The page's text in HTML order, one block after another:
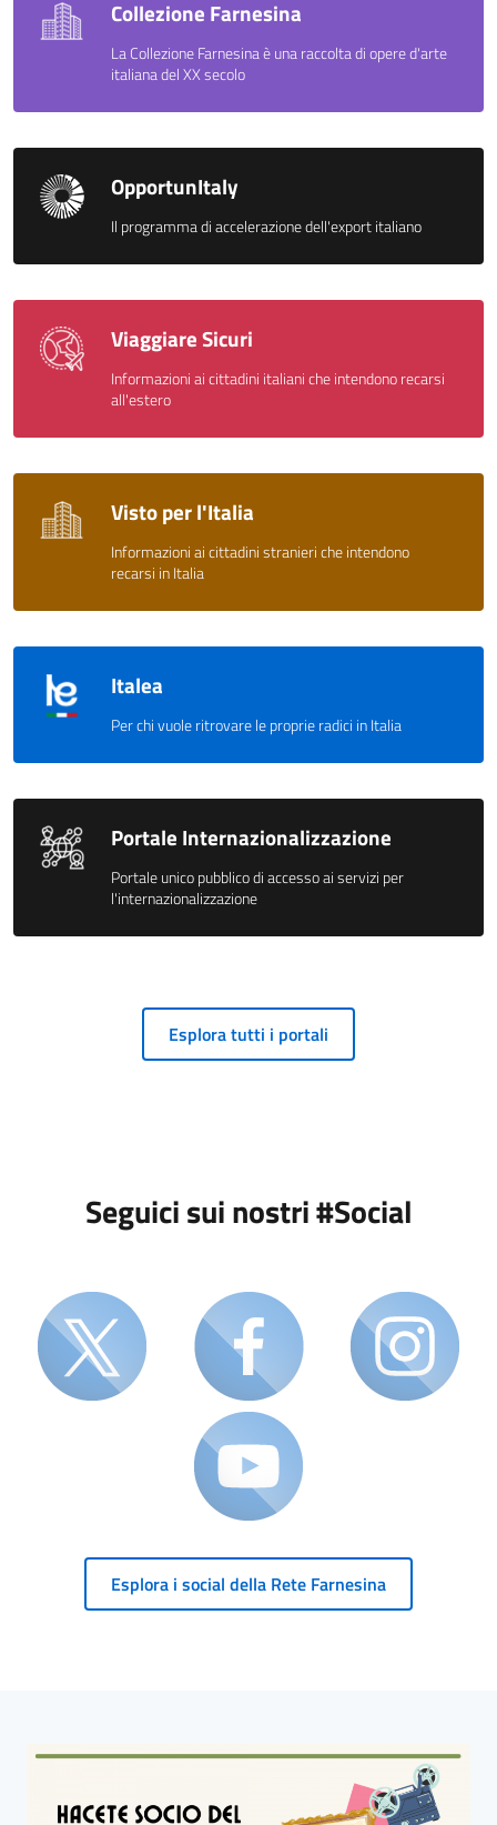
Collezione Farnesina
La Collezione Farnesina è una raccolta di opere d'arte
italiana del XX secolo
OpportunItaly
Il programma di accelerazione dell'export italiano
Viaggiare Sicuri
Informazioni ai cittadini italiani che intendono recarsi
all'estero
Visto per l'Italia
Informazioni ai cittadini stranieri che intendono
recarsi in Italia
Italea
Per chi vuole ritrovare le proprie radici in Italia
Portale Internazionalizzazione
Portale unico pubblico di accesso ai servizi per
l'internazionalizzazione
Esplora tutti i portali
Seguici sui nostri #Social
Esplora i social della Rete Farnesina
Blocco Banner